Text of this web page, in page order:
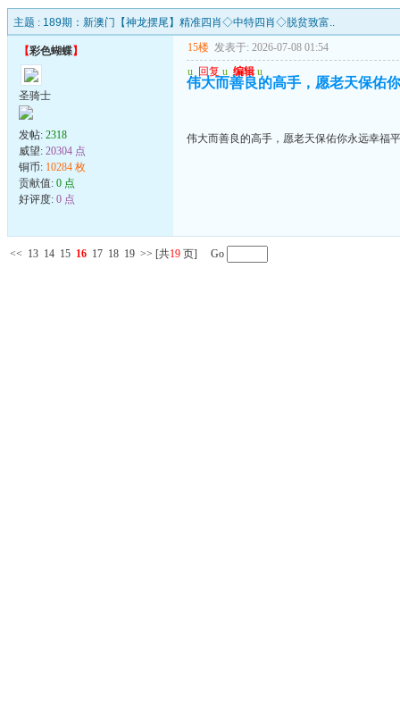
主题 : 189期：新澳门【神龙摆尾】精准四肖◇中特四肖◇脱贫致富..
【彩色蝴蝶】
圣骑士
发帖: 2318
威望: 20304 点
铜币: 10284 枚
贡献值: 0 点
好评度: 0 点
15楼 发表于: 2026-07-08 01:54
u 回复 u 编辑 u
伟大而善良的高手，愿老天保佑
伟大而善良的高手，愿老天保佑你永远幸福
<< 13 14 15 16 17 18 19 >> [共19 页] Go